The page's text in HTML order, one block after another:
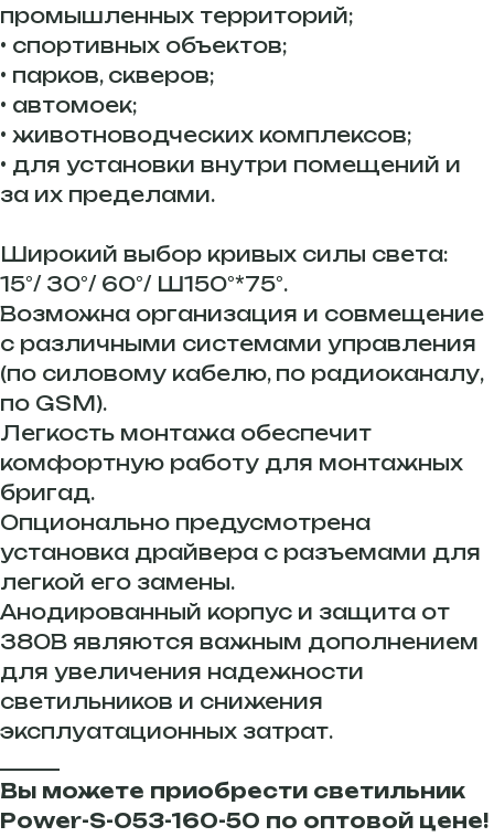
промышленных территорий;
• спортивных объектов;
• парков, скверов;
• автомоек;
• животноводческих комплексов;
• для установки внутри помещений и
за их пределами.
Широкий выбор кривых силы света:
15°/ 30°/ 60°/ Ш150°*75°.
Возможна организация и совмещение
с различными системами управления
(по силовому кабелю, по радиоканалу,
по GSM).
Легкость монтажа обеспечит
комфортную работу для монтажных
бригад.
Опционально предусмотрена
установка драйвера с разъемами для
легкой его замены.
Анодированный корпус и защита от
380В являются важным дополнением
для увеличения надежности
светильников и снижения
эксплуатационных затрат.
Вы можете приобрести светильник
Power-S-053-160-50 по оптовой цене!